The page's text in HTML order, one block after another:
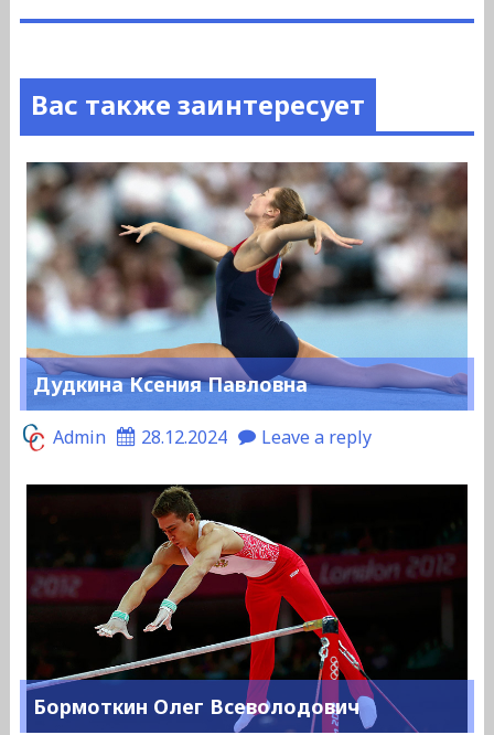
Вас также заинтересует
Дудкина Ксения Павловна
Admin 28.12.2024 Leave a reply
Бормоткин Олег Всеволодович